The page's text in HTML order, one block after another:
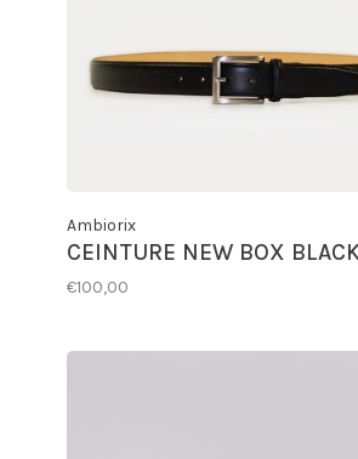
Ambiorix
CEINTURE NEW BOX
€100,00